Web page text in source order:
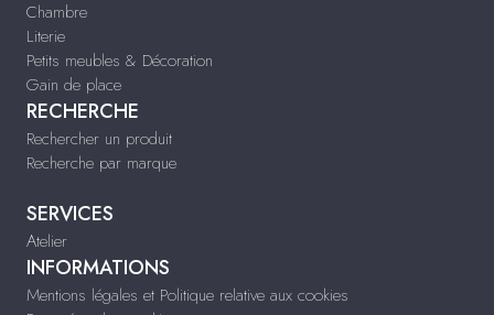
Chambre
Literie
Petits meubles & Décoration
Gain de place
RECHERCHE
Rechercher un produit
Recherche par marque
SERVICES
Atelier
INFORMATIONS
Mentions légales et Politique relative aux cookies